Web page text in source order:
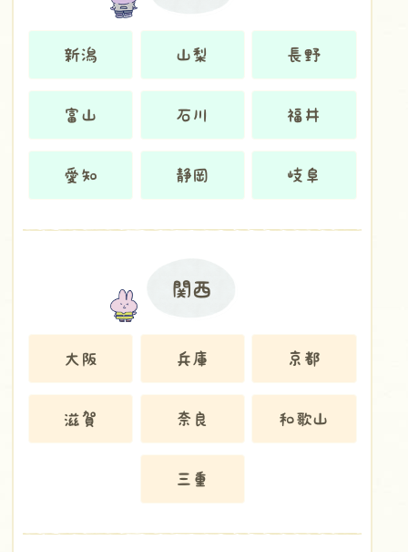
新潟 山梨 長野
富山 石川 福井
愛知 静岡 岐阜
関西
大阪 兵庫 京都
滋賀 奈良 和歌山
三重